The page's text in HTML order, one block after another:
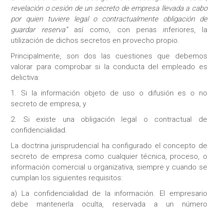
revelación o cesión de un secreto de empresa llevada a cabo
por quien tuviere legal o contractualmente obligación de
guardar reserva”así como, con penas inferiores, la
utilización de dichos secretos en provecho propio.
Principalmente, son dos las cuestiones que debemos
valorar para comprobar si la conducta del empleado es
delictiva:
1. Si la información objeto de uso o difusión es o no
secreto de empresa, y
2. Si existe una obligación legal o contractual de
confidencialidad.
La doctrina jurisprudencial ha configurado el concepto de
secreto de empresa como cualquier técnica, proceso, o
información comercial u organizativa, siempre y cuando se
cumplan los siguientes requisitos:
a) La confidencialidad de la información. El empresario
debe mantenerla oculta, reservada a un número